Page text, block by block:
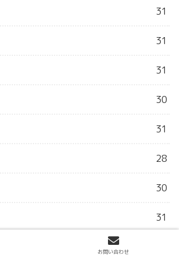
31
31
31
30
31
28
30
31
お問い合わせ